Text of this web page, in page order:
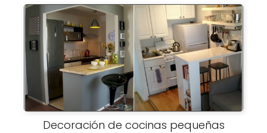
Decoración de cocinas pequeñas